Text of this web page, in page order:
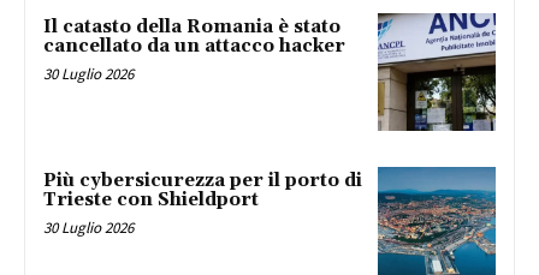
Il catasto della Romania è stato
cancellato da un attacco hacker
30 Luglio 2026
Più cybersicurezza per il porto di
Trieste con Shieldport
30 Luglio 2026